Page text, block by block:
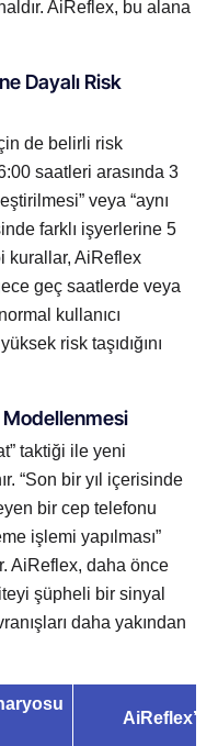
AiReflex, bu alana
Dayalı Risk
de belirli risk
saatleri arasında 3
veya “aynı
farklı işyerlerine 5
kurallar, AiReflex
geç saatlerde veya
kullanıcı
risk taşıdığını
Modellenmesi
taktiği ile yeni
“Son bir yıl içerisinde
bir cep telefonu
işlemi yapılması”
AiReflex, daha önce
şüpheli bir sinyal
daha yakından